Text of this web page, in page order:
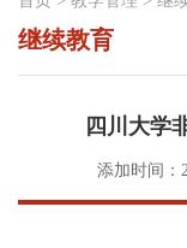
继续教育
四川大学
添加时间：